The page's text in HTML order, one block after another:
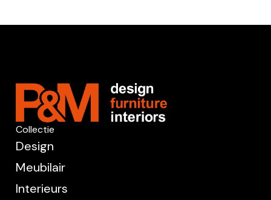
Collectie
Design
Meubilair
Interieurs